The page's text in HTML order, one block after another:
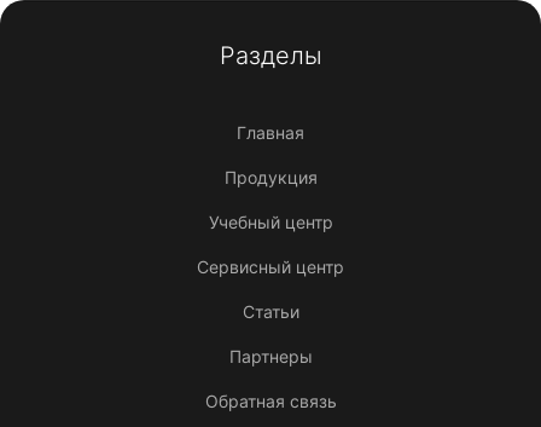
Разделы
Главная
Продукция
Учебный центр
Сервисный центр
Статьи
Партнеры
Обратная связь